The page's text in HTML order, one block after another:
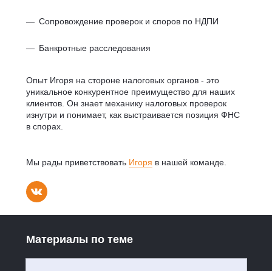
Сопровождение проверок и споров по НДПИ
Банкротные расследования
Опыт Игоря на стороне налоговых органов - это
уникальное конкурентное преимущество для наших
клиентов. Он знает механику налоговых проверок
изнутри и понимает, как выстраивается позиция ФНС
в спорах.
Мы рады приветствовать Игоря в нашей команде.
Материалы по теме